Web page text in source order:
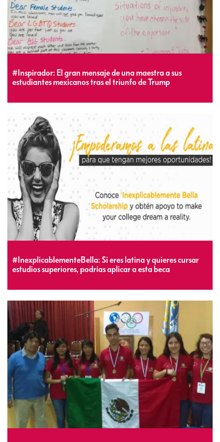
#Inspirador: El gran mensaje de una maestra a sus
estudiantes mexicanos tras el triunfo de Trump
#InexplicablementeBella: Si eres latina y quieres cursar
estudios superiores, podrías aplicar a esta beca